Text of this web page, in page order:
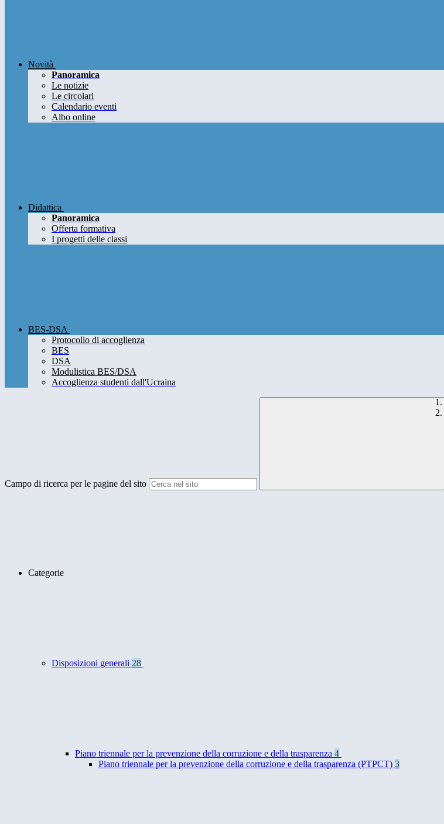
Novità
Panoramica
Le notizie
Le circolari
Calendario eventi
Albo online
Didattica
Panoramica
Offerta formativa
I progetti delle classi
BES-DSA
Protocollo di accoglienza
BES
DSA
Modulistica BES/DSA
Accoglienza studenti dall'Ucraina
Campo di ricerca per le pagine del sito
Categorie
Disposizioni generali 28
Piano triennale per la prevenzione della corruzione e della trasparenza 4
Piano triennale per la prevenzione della corruzione e della trasparenza (PTPCT) 3